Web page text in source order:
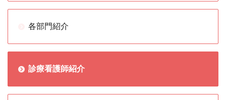
各部門紹介
診療看護師紹介